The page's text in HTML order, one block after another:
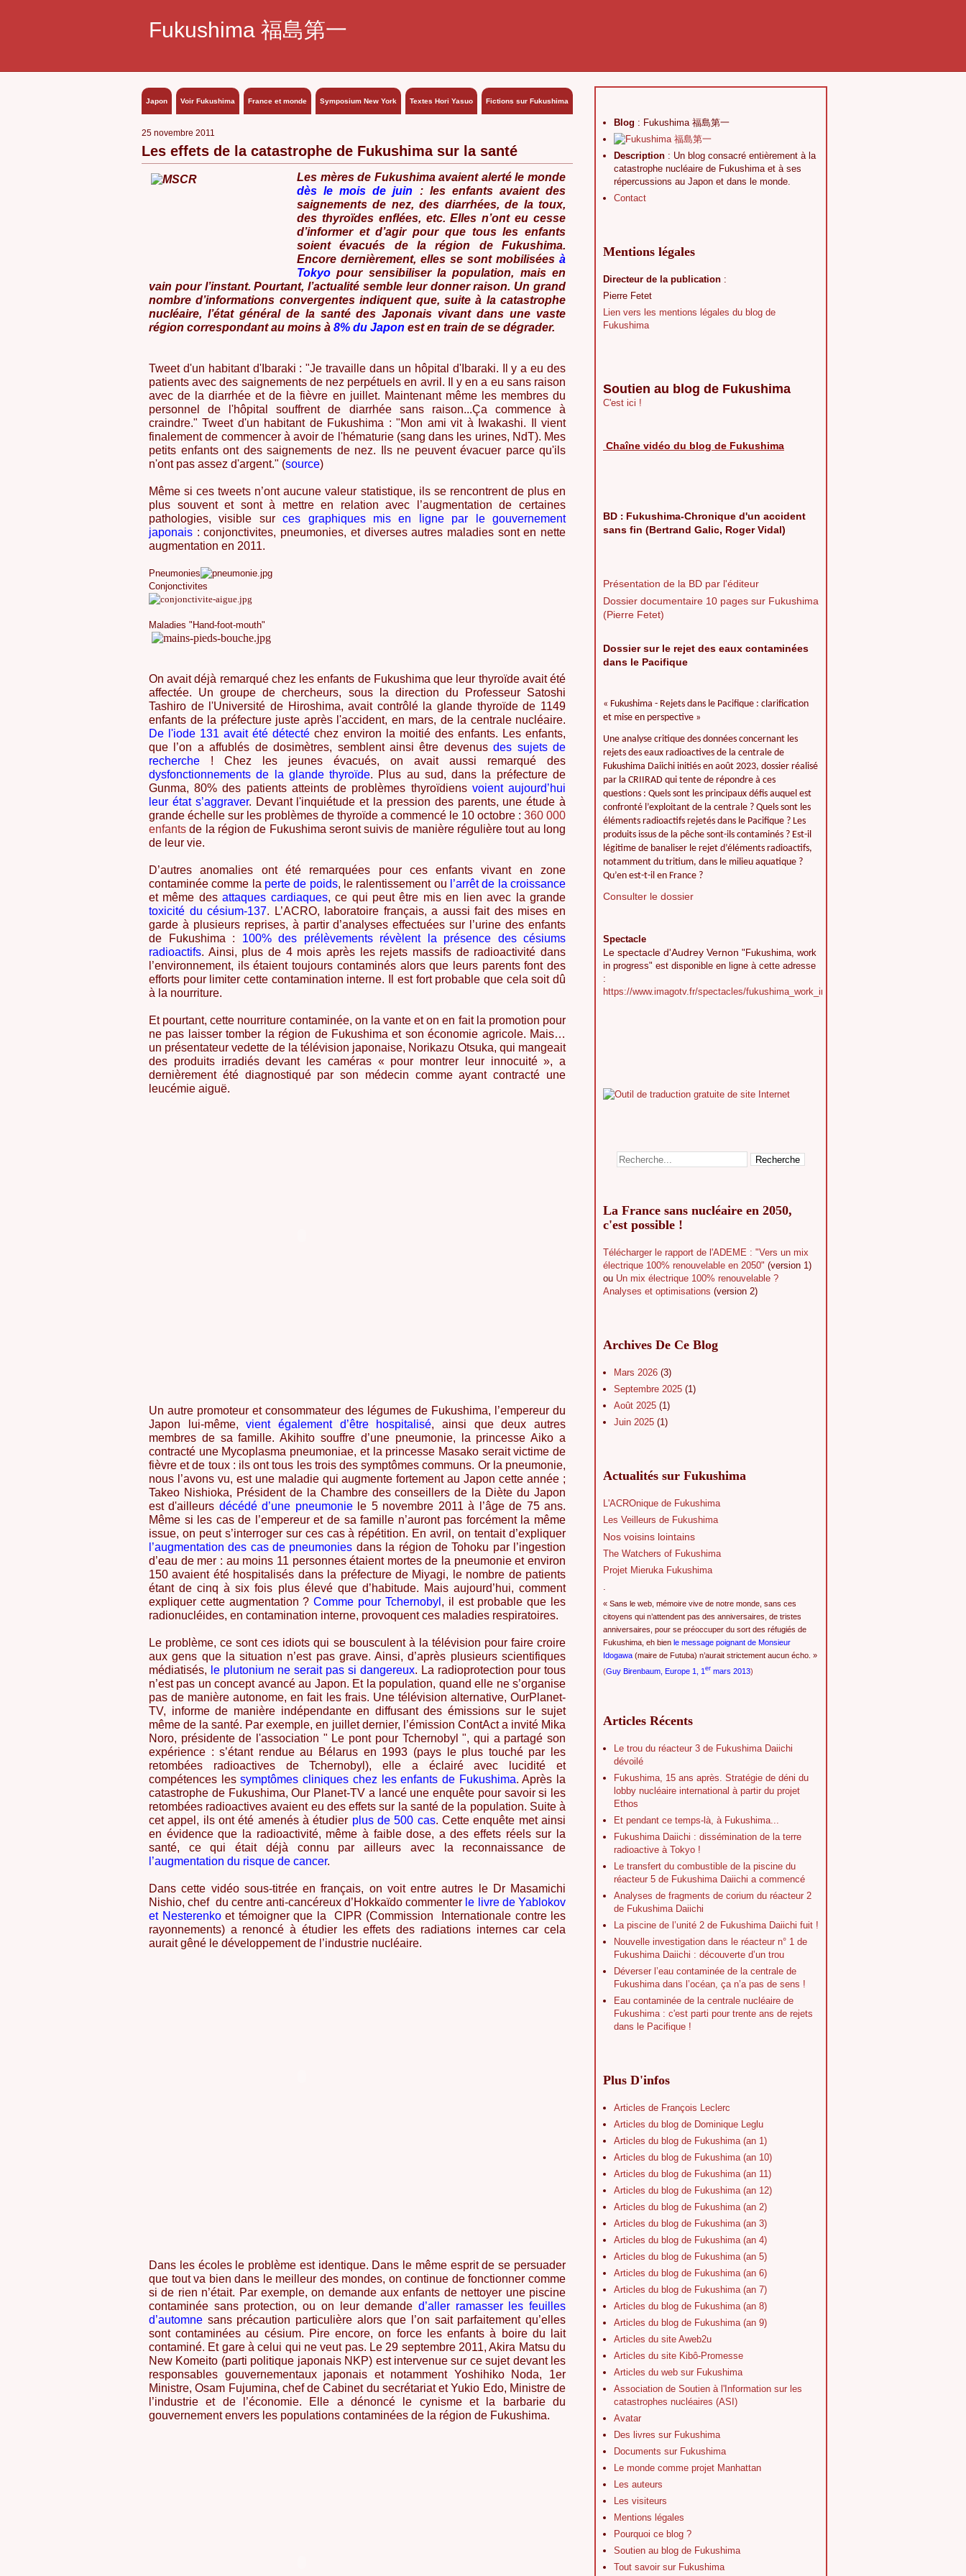
Fukushima 福島第一
Japon Voir Fukushima France et monde Symposium New York Textes Hori Yasuo Fictions sur Fukushima
25 novembre 2011
Les effets de la catastrophe de Fukushima sur la santé
Les mères de Fukushima avaient alerté le monde
dès le mois de juin : les enfants avaient des
saignements de nez, des diarrhées, de la toux,
des thyroïdes enflées, etc. Elles n’ont eu cesse
d’informer et d’agir pour que tous les enfants
soient évacués de la région de Fukushima.
Encore dernièrement, elles se sont mobilisées à
Tokyo pour sensibiliser la population, mais en
vain pour l’instant. Pourtant, l’actualité semble leur donner raison. Un grand
nombre d’informations convergentes indiquent que, suite à la catastrophe
nucléaire, l’état général de la santé des Japonais vivant dans une vaste
région correspondant au moins à 8% du Japon est en train de se dégrader.
Tweet d'un habitant d'Ibaraki : "Je travaille dans un hôpital d'Ibaraki. Il y a eu des
patients avec des saignements de nez perpétuels en avril. Il y en a eu sans raison
avec de la diarrhée et de la fièvre en juillet. Maintenant même les membres du
personnel de l'hôpital souffrent de diarrhée sans raison...Ça commence à
craindre." Tweet d'un habitant de Fukushima : "Mon ami vit à Iwakashi. Il vient
finalement de commencer à avoir de l'hématurie (sang dans les urines, NdT). Mes
petits enfants ont des saignements de nez. Ils ne peuvent évacuer parce qu'ils
n'ont pas assez d'argent." (source)
Même si ces tweets n’ont aucune valeur statistique, ils se rencontrent de plus en
plus souvent et sont à mettre en relation avec l’augmentation de certaines
pathologies, visible sur
ces graphiques mis en ligne par le gouvernement
japonais : conjonctivites, pneumonies, et diverses autres maladies sont en nette
augmentation en 2011.
Pneumonies
Conjonctivites
Maladies "Hand-foot-mouth"
On avait déjà remarqué chez les enfants de Fukushima que leur thyroïde avait été
affectée.
Un groupe de chercheurs, sous la direction du Professeur Satoshi
Tashiro de l'Université de Hiroshima, avait contrôlé la glande thyroïde de 1149
enfants de la préfecture juste après l'accident, en mars, de la centrale nucléaire.
De l'iode 131 avait été détecté chez environ la moitié des enfants. Les enfants,
que l’on a affublés de dosimètres, semblent ainsi être devenus des sujets de
recherche ! Chez les jeunes évacués, on avait aussi remarqué des
dysfonctionnements de la glande thyroïde. Plus au sud, dans la préfecture de
Gunma, 80% des patients atteints de problèmes thyroïdiens voient aujourd’hui
leur état s’aggraver. Devant l'inquiétude et la pression des parents, une étude à
grande échelle sur les problèmes de thyroïde a commencé le 10 octobre : 360 000
enfants de la région de Fukushima seront suivis de manière régulière tout au long
de leur vie.
D’autres anomalies ont été remarquées pour ces enfants vivant en zone
contaminée comme la perte de poids, le ralentissement ou l’arrêt de la croissance
et même des attaques cardiaques, ce qui peut être mis en lien avec la grande
toxicité du césium-137. L’ACRO, laboratoire français, a aussi fait des mises en
garde à plusieurs reprises, à partir d’analyses effectuées sur l’urine des enfants
de Fukushima :
100% des prélèvements révèlent la présence des césiums
radioactifs. Ainsi, plus de 4 mois après les rejets massifs de radioactivité dans
l’environnement, ils étaient toujours contaminés alors que leurs parents font des
efforts pour limiter cette contamination interne. Il est fort probable que cela soit dû
à la nourriture.
Et pourtant, cette nourriture contaminée, on la vante et on en fait la promotion pour
ne pas laisser tomber la région de Fukushima et son économie agricole. Mais…
un présentateur vedette de la télévision japonaise, Norikazu Otsuka, qui mangeait
des produits irradiés devant les caméras « pour montrer leur innocuité », a
dernièrement été diagnostiqué par son médecin comme ayant contracté une
leucémie aiguë.
Un autre promoteur et consommateur des légumes de Fukushima, l’empereur du
Japon lui-même,
vient également d’être hospitalisé, ainsi que deux autres
membres de sa famille. Akihito souffre d’une pneumonie, la princesse Aiko a
contracté une Mycoplasma pneumoniae, et la princesse Masako serait victime de
fièvre et de toux : ils ont tous les trois des symptômes communs. Or la pneumonie,
nous l’avons vu, est une maladie qui augmente fortement au Japon cette année ;
Takeo Nishioka, Président de la Chambre des conseillers de la Diète du Japon
est d'ailleurs décédé d’une pneumonie le 5 novembre 2011 à l’âge de 75 ans.
Même si les cas de l’empereur et de sa famille n’auront pas forcément la même
issue, on peut s’interroger sur ces cas à répétition. En avril, on tentait d’expliquer
l’augmentation des cas de pneumonies dans la région de Tohoku par l’ingestion
d’eau de mer : au moins 11 personnes étaient mortes de la pneumonie et environ
150 avaient été hospitalisés dans la préfecture de Miyagi, le nombre de patients
étant de cinq à six fois plus élevé que d’habitude. Mais aujourd’hui, comment
expliquer cette augmentation ? Comme pour Tchernobyl , il est probable que les
radionucléides, en contamination interne, provoquent ces maladies respiratoires.
Le problème, ce sont ces idiots qui se bousculent à la télévision pour faire croire
aux gens que la situation n’est pas grave. Ainsi, d’après plusieurs scientifiques
médiatisés, le plutonium ne serait pas si dangereux. La radioprotection pour tous
n’est pas un concept avancé au Japon. Et la population, quand elle ne s’organise
pas de manière autonome, en fait les frais. Une télévision alternative, OurPlanet-
TV, informe de manière indépendante en diffusant des émissions sur le sujet
même de la santé. Par exemple, en juillet dernier, l’émission ContAct a invité Mika
Noro, présidente de l'association " Le pont pour Tchernobyl ", qui a partagé son
expérience : s’étant rendue au Bélarus en 1993 (pays le plus touché par les
retombées radioactives de Tchernobyl), elle a éclairé avec lucidité et
compétences les symptômes cliniques chez les enfants de Fukushima. Après la
catastrophe de Fukushima, Our Planet-TV a lancé une enquête pour savoir si les
retombées radioactives avaient eu des effets sur la santé de la population. Suite à
cet appel, ils ont été amenés à étudier plus de 500 cas. Cette enquête met ainsi
en évidence que la radioactivité, même à faible dose, a des effets réels sur la
santé, ce qui était déjà connu par ailleurs avec la reconnaissance de
l’augmentation du risque de cancer.
Dans cette vidéo sous-titrée en français, on voit entre autres le Dr Masamichi
Nishio, chef du centre anti-cancéreux d’Hokkaïdo commenter le livre de Yablokov
et Nesterenkoet témoigner que la CIPR (Commission Internationale contre les
rayonnements) a renoncé à étudier les effets des radiations internes car cela
aurait gêné le développement de l’industrie nucléaire.
Dans les écoles le problème est identique. Dans le même esprit de se persuader
que tout va bien dans le meilleur des mondes, on continue de fonctionner comme
si de rien n’était. Par exemple, on demande aux enfants de nettoyer une piscine
contaminée sans protection, ou on leur demande d’aller ramasser les feuilles
d’automne sans précaution particulière alors que l’on sait parfaitement qu’elles
sont contaminées au césium. Pire encore, on force les enfants à boire du lait
contaminé. Et gare à celui qui ne veut pas. Le 29 septembre 2011, Akira Matsu du
New Komeito (parti politique japonais NKP) est intervenue sur ce sujet devant les
responsables gouvernementaux japonais et notamment Yoshihiko Noda, 1er
Ministre, Osam Fujumina, chef de Cabinet du secrétariat et Yukio Edo, Ministre de
l’industrie et de l’économie. Elle a dénoncé le cynisme et la barbarie du
gouvernement envers les populations contaminées de la région de Fukushima.
Blog : Fukushima 福島第一
Description : Un blog consacré entièrement à la
catastrophe nucléaire de Fukushima et à ses
répercussions au Japon et dans le monde.
Contact
Mentions légales
Directeur de la publication :
Pierre Fetet
Lien vers les mentions légales du blog de
Fukushima
Soutien au blog de Fukushima
C'est ici !
Chaîne vidéo du blog de Fukushima
BD : Fukushima-Chronique d'un accident
sans fin (Bertrand Galic, Roger Vidal)
Présentation de la BD par l'éditeur
Dossier documentaire 10 pages sur Fukushima
(Pierre Fetet)
Dossier sur le rejet des eaux contaminées
dans le Pacifique
« Fukushima - Rejets dans le Pacifique : clarification
et mise en perspective »
Une analyse critique des données concernant les
rejets des eaux radioactives de la centrale de
Fukushima Daiichi initiés en août 2023, dossier réalisé
par la CRIIRAD qui tente de répondre à ces
questions : Quels sont les principaux défis auquel est
confronté l’exploitant de la centrale ? Quels sont les
éléments radioactifs rejetés dans le Pacifique ? Les
produits issus de la pêche sont-ils contaminés ? Est-il
légitime de banaliser le rejet d’éléments radioactifs,
notamment du tritium, dans le milieu aquatique ?
Qu’en est-t-il en France ?
Consulter le dossier
Spectacle
Le spectacle d'Audrey Vernon "Fukushima, work
in progress" est disponible en ligne à cette adresse
:
https://www.imagotv.fr/spectacles/fukushima_work_in_progress
La France sans nucléaire en 2050,
c'est possible !
Télécharger le rapport de l'ADEME : "Vers un mix
électrique 100% renouvelable en 2050" (version 1)
ou Un mix électrique 100% renouvelable ?
Analyses et optimisations (version 2)
Archives De Ce Blog
Mars 2026 (3)
Septembre 2025 (1)
Août 2025 (1)
Juin 2025 (1)
Actualités sur Fukushima
L'ACROnique de Fukushima
Les Veilleurs de Fukushima
Nos voisins lointains
The Watchers of Fukushima
Projet Mieruka Fukushima
.
« Sans le web, mémoire vive de notre monde, sans ces
citoyens qui n’attendent pas des anniversaires, de tristes
anniversaires, pour se préoccuper du sort des réfugiés de
Fukushima, eh bien le message poignant de Monsieur
Idogawa (maire de Futuba) n’aurait strictement aucun écho. »
(Guy Birenbaum, Europe 1, 1 er mars 2013)
Articles Récents
Le trou du réacteur 3 de Fukushima Daiichi
dévoilé
Fukushima, 15 ans après. Stratégie de déni du
lobby nucléaire international à partir du projet
Ethos
Et pendant ce temps-là, à Fukushima...
Fukushima Daiichi : dissémination de la terre
radioactive à Tokyo !
Le transfert du combustible de la piscine du
réacteur 5 de Fukushima Daiichi a commencé
Analyses de fragments de corium du réacteur 2
de Fukushima Daiichi
La piscine de l’unité 2 de Fukushima Daiichi fuit !
Nouvelle investigation dans le réacteur n° 1 de
Fukushima Daiichi : découverte d’un trou
Déverser l’eau contaminée de la centrale de
Fukushima dans l’océan, ça n’a pas de sens !
Eau contaminée de la centrale nucléaire de
Fukushima : c'est parti pour trente ans de rejets
dans le Pacifique !
Plus D'infos
Articles de François Leclerc
Articles du blog de Dominique Leglu
Articles du blog de Fukushima (an 1)
Articles du blog de Fukushima (an 10)
Articles du blog de Fukushima (an 11)
Articles du blog de Fukushima (an 12)
Articles du blog de Fukushima (an 2)
Articles du blog de Fukushima (an 3)
Articles du blog de Fukushima (an 4)
Articles du blog de Fukushima (an 5)
Articles du blog de Fukushima (an 6)
Articles du blog de Fukushima (an 7)
Articles du blog de Fukushima (an 8)
Articles du blog de Fukushima (an 9)
Articles du site Aweb2u
Articles du site Kibô-Promesse
Articles du web sur Fukushima
Association de Soutien à l'Information sur les
catastrophes nucléaires (ASI)
Avatar
Des livres sur Fukushima
Documents sur Fukushima
Le monde comme projet Manhattan
Les auteurs
Les visiteurs
Mentions légales
Pourquoi ce blog ?
Soutien au blog de Fukushima
Tout savoir sur Fukushima